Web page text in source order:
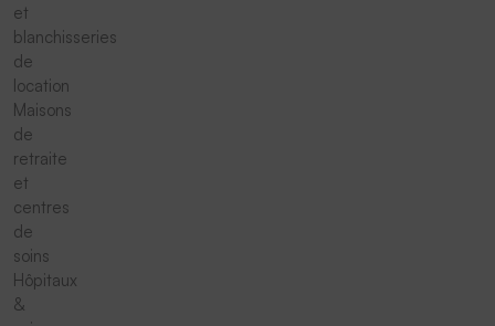
et
blanchisseries
de
location
Maisons
de
retraite
et
centres
de
soins
Hôpitaux
&